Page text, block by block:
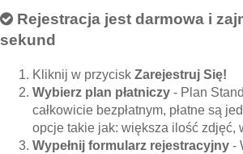
Rejestracja jest darmowa i
sekund
Kliknij w przycisk Zarejestruj Się!
Wybierz plan płatniczy - Plan
całkowicie bezpłatnym, płatne są
opcje takie jak: większa ilość zdjęć,
Wypełnij formularz rejestracyjny -